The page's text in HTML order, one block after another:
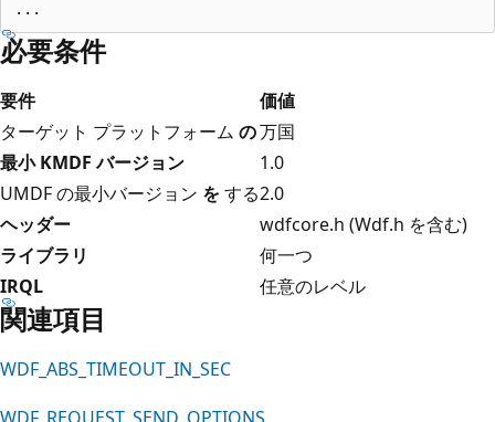
必要条件
要件
価値
ターゲット プラットフォーム の万国
最小 KMDF バージョン
1.0
UMDF の最小バージョン をする2.0
ヘッダー
wdfcore.h (Wdf.h を含む)
ライブラリ
何一つ
IRQL
任意のレベル
関連項目
WDF_ABS_TIMEOUT_IN_SEC
WDF_REQUEST_SEND_OPTIONS